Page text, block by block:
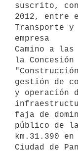
suscrito,
2012, entre
Transporte
empresa
Camino a
la
gestión de
y operación
faja de
público de
km.31.390
Ciudad de